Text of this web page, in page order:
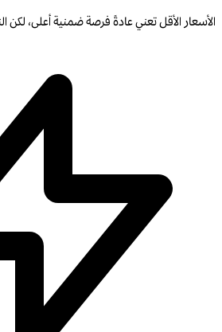
الأسعار الأقل تعني عادةً فرصة ضمنية أعلى، لكن